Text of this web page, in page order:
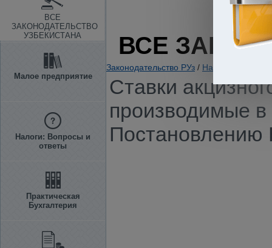
ВСЕ
ЗАКОНОДАТЕЛЬСТВО
УЗБЕКИСТАНА
Малое предприятие
Налоги: Вопросы и
ответы
Практическая
Бухгалтерия
ВСЕ
Законодательство РУз / Налоги.
Ставки
производимые в
Постановлению